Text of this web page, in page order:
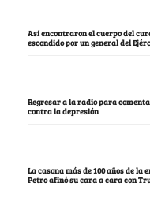
Así encontraron el cuerpo del
escondido por un general del
Regresar a la radio para
contra la depresión
La casona más de 100 años de la
Petro afinó su cara a cara con